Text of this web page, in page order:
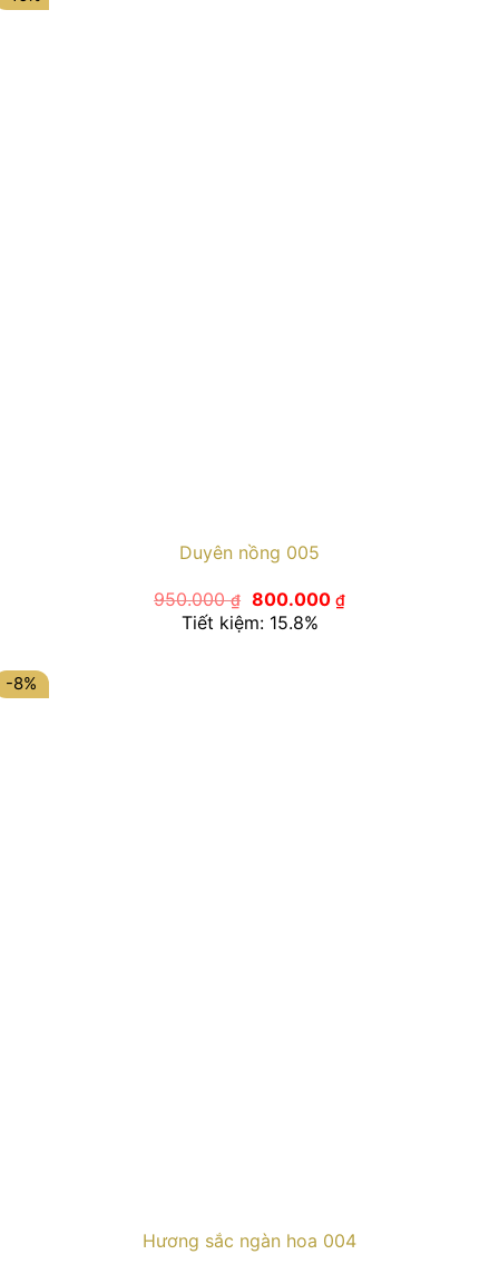
Duyên nồng 005
950.000₫ Giá
gốc
là:
800.000 ₫Giá
hiện
Tiết kiệm: 15.8%
-8%
Hương sắc ngàn hoa 004